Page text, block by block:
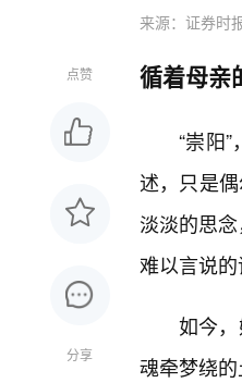
来源：证券时
点赞
分享
循着母亲
“崇阳
述，只是
淡淡的思
难以言说
如今
魂牵梦绕